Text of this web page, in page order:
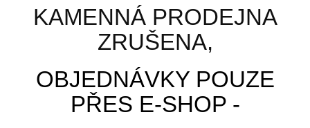
Zobrazit
Přidat k porovnání
KAMENNÁ PRODEJNA
ZRUŠENA,
OBJEDNÁVKY POUZE
PŘES E-SHOP -